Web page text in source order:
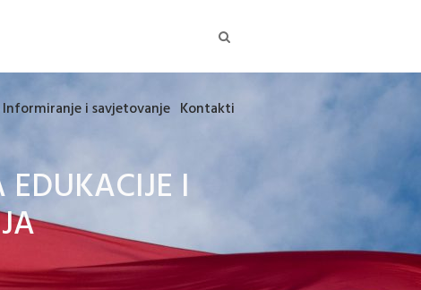
Informiranje i savjetovanje Kontakti
I